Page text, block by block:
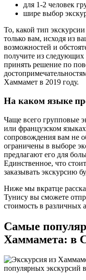
для 1-2 человек
шире выбор
То, какой тип
только вам, исходя из
возможностей и
получите из
принять решение по
Хаммамет в 2019 году.
На каком языке
Чаще всего групповые
или французском
сопровождения вам не
ограничены в выборе
предлагают его для
Единственное, что
заказывать экскурсию
Ниже мы вкратце
Тунису вы сможете
стоимость в различных
Самые
Хаммамета: в